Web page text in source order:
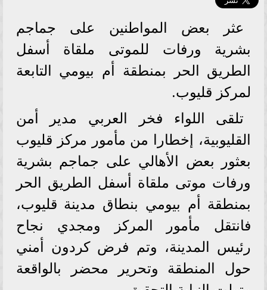
عثر بعض المواطنين على جماجم
بشرية ورفات للموتى ملقاة أسفل
الطريق الحر بمنطقة أم بيومي التابعة
لمركز قليوب.
تلقى اللواء فخر العربي مدير أمن
القليوبية، إخطارا من مأمور مركز قليوب
بعثور بعض الأهالي على جماجم بشرية
ورفات موتى ملقاة أسفل الطريق الحر
بمنطقة أم بيومي بنطاق مدينة قليوب،
فانتقل مأمور المركز ومجدي نجاح
رئيس المدينة، وتم فرض كردون أمني
حول المنطقة وتحرير محضر بالواقعة